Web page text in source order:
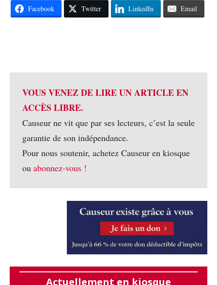
Facebook Twitter LinkedIn Email
VOUS VENEZ DE LIRE UN ARTICLE EN
ACCÈS LIBRE.
Causeur ne vit que par ses lecteurs, c’est la seule
garantie de son indépendance.
Pour nous soutenir, achetez Causeur en kiosque
ou abonnez-vous !
Actuellement en kiosque